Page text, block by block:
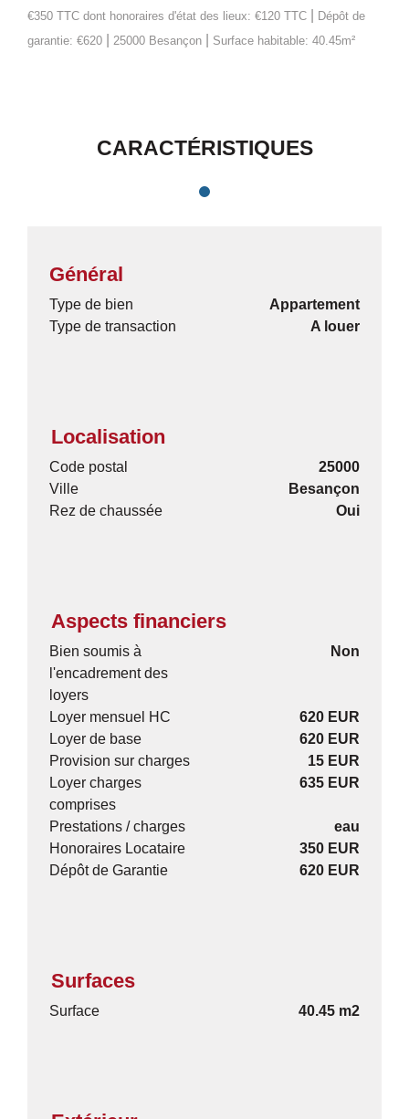
€350 TTC dont honoraires d'état des lieux: €120 TTC
Dépôt de
garantie: €620
25000 Besançon Surface habitable: 40.45m²
CARACTÉRISTIQUES
Général
Type de bien
Appartement
Type de transaction
A louer
Localisation
Code postal
25000
Ville
Besançon
Rez de chaussée
Oui
Aspects financiers
Bien soumis à
l'encadrement des
loyers
Non
Loyer mensuel HC
620 EUR
Loyer de base
620 EUR
Provision sur charges
15 EUR
Loyer charges
comprises
635 EUR
Prestations / charges
eau
Honoraires Locataire
350 EUR
Dépôt de Garantie
620 EUR
Surfaces
Surface 40.45 m2